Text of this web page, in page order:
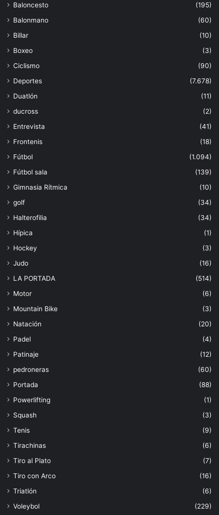
Baloncesto
(195)
Balonmano
(60)
Billar
(10)
Boxeo
(3)
Ciclismo
(90)
Deportes
(7.678)
Duatlón
(11)
ducross
(2)
Entrevista
(41)
Frontenis
(18)
Fútbol
(1.094)
Fútbol sala
(139)
Gimnasia Rítmica
(10)
golf
(34)
Halterofilia
(34)
Hípica
(1)
Hockey
(3)
Judo
(16)
LA PORTADA
(514)
Motor
(6)
Mountain Bike
(3)
Natación
(20)
Padel
(4)
Patinaje
(12)
pedroneras
(60)
Portada
(88)
Powerlifting
(1)
Squash
(3)
Tenis
(9)
Tirachinas
(6)
Tiro al Plato
(7)
Tiro con Arco
(16)
Triatlón
(6)
Voleybol
(229)